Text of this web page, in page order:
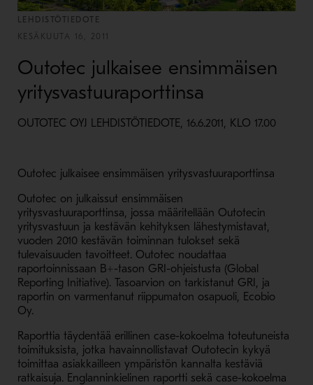
LEHDISTÖTIEDOTE
KESÄKUUTA 16, 2011
Outotec julkaisee ensimmäisen
yritysvastuuraporttinsa
OUTOTEC OYJ LEHDISTÖTIEDOTE, 16.6.2011, KLO 17.00
Outotec julkaisee ensimmäisen yritysvastuuraporttinsa
Outotec on julkaissut ensimmäisen
yritysvastuuraporttinsa, jossa määritellään Outotecin
yritysvastuun ja kestävän kehityksen lähestymistavat,
vuoden 2010 kestävän toiminnan tulokset sekä
tulevaisuuden tavoitteet. Outotec noudattaa
raportoinnissaan B+-tason GRI-ohjeistusta (Global
Reporting Initiative). Tasoarvion on tarkistanut GRI, ja
raportin on varmentanut riippumaton osapuoli, Ecobio
Oy.
Raporttia täydentää erillinen case-kokoelma toteutuneista
toimituksista, jotka havainnollistavat Outotecin kykyä
toimittaa asiakkailleen ympäristön kannalta kestäviä
ratkaisuja. Englanninkielinen raportti sekä case-kokoelma